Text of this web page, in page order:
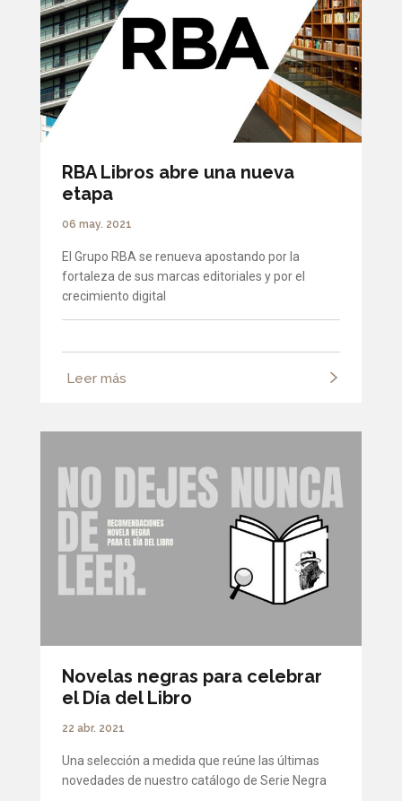
RBA Libros abre una nueva
etapa
06 may. 2021
El Grupo RBA se renueva apostando por la
fortaleza de sus marcas editoriales y por el
crecimiento digital
Leer más
Novelas negras para celebrar
el Día del Libro
22 abr. 2021
Una selección a medida que reúne las últimas
novedades de nuestro catálogo de Serie Negra